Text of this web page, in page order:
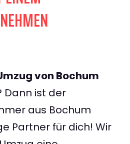
von Bochum
Dann ist der
aus Bochum
Partner für dich! Wir